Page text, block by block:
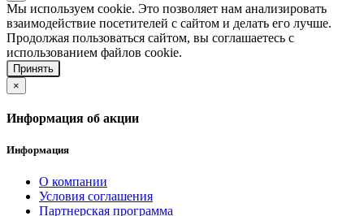
Мы используем cookie. Это позволяет нам анализировать
взаимодействие посетителей с сайтом и делать его лучше.
Продолжая пользоваться сайтом, вы соглашаетесь с
использованием файлов cookie.
Принять
×
Информация об акции
Информация
О компании
Условия соглашения
Партнерская программа